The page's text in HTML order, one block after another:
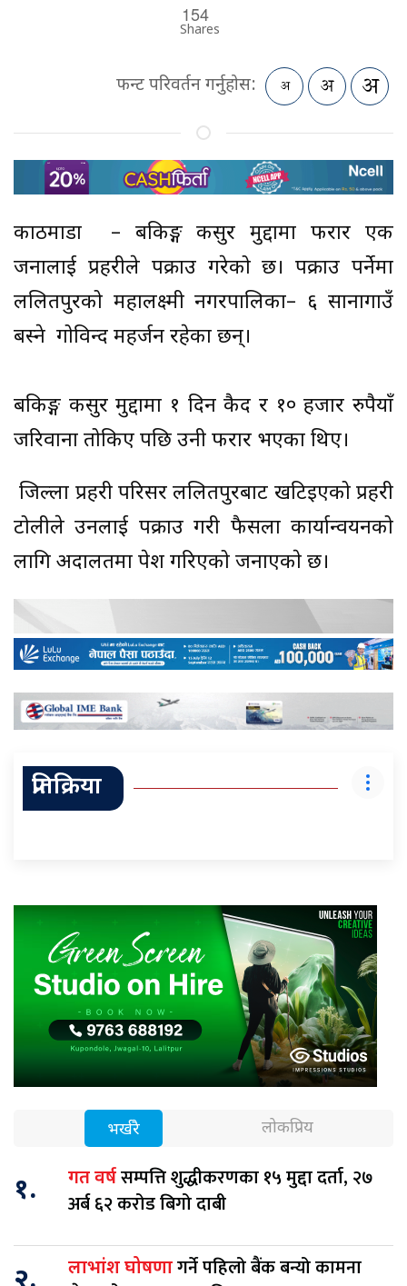
154
Shares
फन्ट परिवर्तन गर्नुहोस:
काठमाडौं – बैंकिङ्ग कसुर मुद्दामा फरार एक
जनालाई प्रहरीले पक्राउ गरेको छ। पक्राउ पर्नेमा
ललितपुरको महालक्ष्मी नगरपालिका– ६ सानागाउँ
बस्ने गोविन्द महर्जन रहेका छन्।
बैंकिङ्ग कसुर मुद्दामा १ दिन कैद र १० हजार रुपैयाँ
जरिवाना तोकिए पछि उनी फरार भएका थिए।
जिल्ला प्रहरी परिसर ललितपुरबाट खटिइएको प्रहरी
टोलीले उनलाई पक्राउ गरी फैसला कार्यान्वयनको
लागि अदालतमा पेश गरिएको जनाएकाे छ।
प्रतिक्रिया
भर्खरै लोकप्रिय
१. गत वर्षसम्पत्ति शुद्धीकरणका १५ मुद्दा दर्ता, २७
अर्ब ६२ करोड बिगो दाबी
लाभांश घोषणागर्ने पहिलो बैंक बन्यो कामना